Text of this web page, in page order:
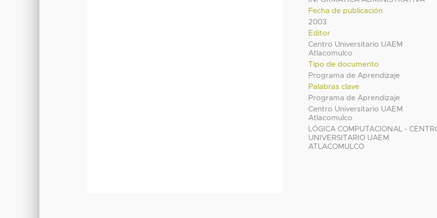
Fecha de publicación
2003
Editor
Centro Universitario UAEM
Atlacomulco
Tipo de documento
Programa de Aprendizaje
Palabras clave
Programa de Aprendizaje
Centro Universitario UAEM
Atlacomulco
LÓGICA COMPUTACIONAL -
UNIVERSITARIO UAEM
ATLACOMULCO